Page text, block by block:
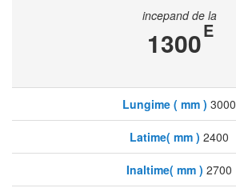
incepand de la
1300E
Lungime ( mm ) 3000
Latime( mm ) 2400
Inaltime( mm ) 2700